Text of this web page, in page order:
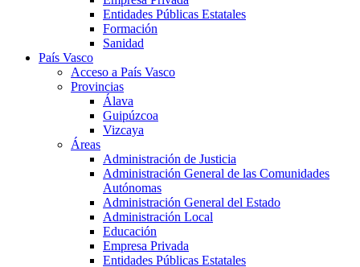
Entidades Públicas Estatales
Formación
Sanidad
País Vasco
Acceso a País Vasco
Provincias
Álava
Guipúzcoa
Vizcaya
Áreas
Administración de Justicia
Administración General de las Comunidades
Autónomas
Administración General del Estado
Administración Local
Educación
Empresa Privada
Entidades Públicas Estatales